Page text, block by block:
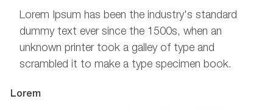
Lorem Ipsum has been the industry's standard
dummy text ever since the 1500s, when an
unknown printer took a galley of type and
scrambled it to make a type specimen book.
Lorem